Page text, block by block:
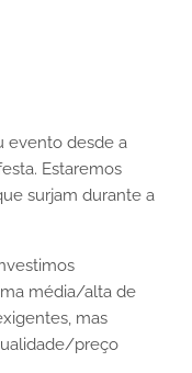
evento desde a
Estaremos
surjam durante a
média/alta de
mas
preço